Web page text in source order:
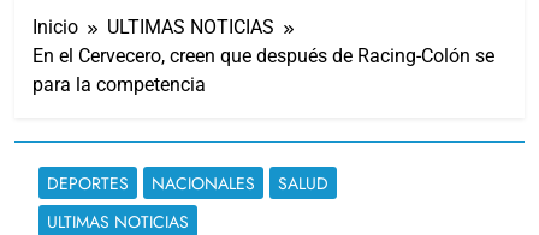
Inicio
ULTIMAS NOTICIAS
En el Cervecero, creen que después de Racing-Colón se
para la competencia
DEPORTES NACIONALES
SALUD
ULTIMAS NOTICIAS